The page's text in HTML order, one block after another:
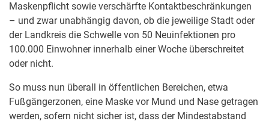
Maskenpflicht sowie verschärfte Kontaktbeschränkungen
– und zwar unabhängig davon, ob die jeweilige Stadt oder
der Landkreis die Schwelle von 50 Neuinfektionen pro
100.000 Einwohner innerhalb einer Woche überschreitet
oder nicht.
So muss nun überall in öffentlichen Bereichen, etwa
Fußgängerzonen, eine Maske vor Mund und Nase getragen
werden, sofern nicht sicher ist, dass der Mindestabstand